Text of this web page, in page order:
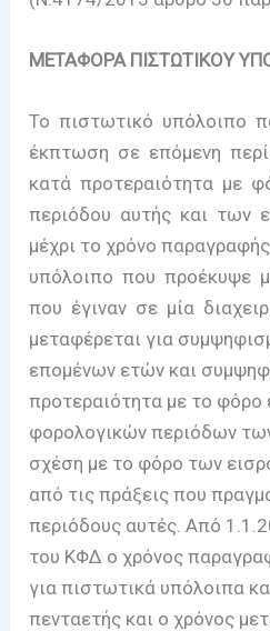
ΜΕΤΑΦΟΡΑ ΠΙΣΤΩΤΙΚΟΥ
Το πιστωτικό υπόλοιπο
έκπτωση σε επόμενη
κατά προτεραιότητα με
περιόδου αυτής και των
μέχρι το χρόνο
υπόλοιπο που προέκυψε
που έγιναν σε μία
μεταφέρεται για
επομένων ετών και
προτεραιότητα με το
φορολογικών περιόδων
σχέση με το φόρο των
από τις πράξεις που
περιόδους αυτές. Από
του ΚΦΔ ο χρόνος
για πιστωτικά υπόλοιπα
πενταετής και ο χρόνος